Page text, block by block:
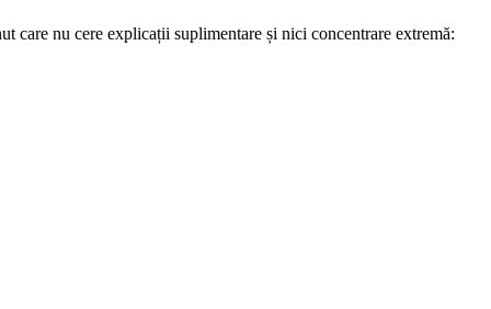
care nu cere explicații suplimentare și nici concentrare extremă: